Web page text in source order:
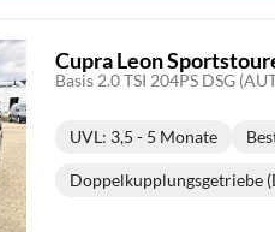
Cupra Leon
Lieferzeit:
UVL: 3,5 - 5 Monate
Getriebe:
Doppelkupplungsgetriebe